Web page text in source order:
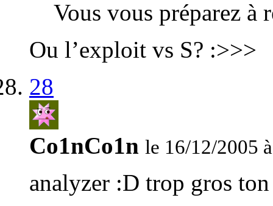
Vous vous préparez à
Ou l’exploit vs S? :>>>
28
Co1nCo1n le 16/12/2005
analyzer :D trop gros